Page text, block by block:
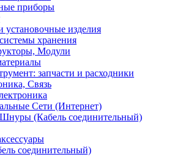
приборы
установочные изделия
хранения
Модули
запчасти и расходники
Связь
Сети (Интернет)
(Кабель соединительный)
соединительный)